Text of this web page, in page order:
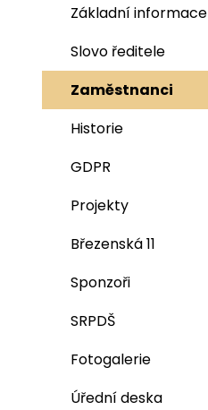
Základní informace
Slovo ředitele
Zaměstnanci
Historie
GDPR
Projekty
Březenská 11
Sponzoři
SRPDŠ
Fotogalerie
Úřední deska